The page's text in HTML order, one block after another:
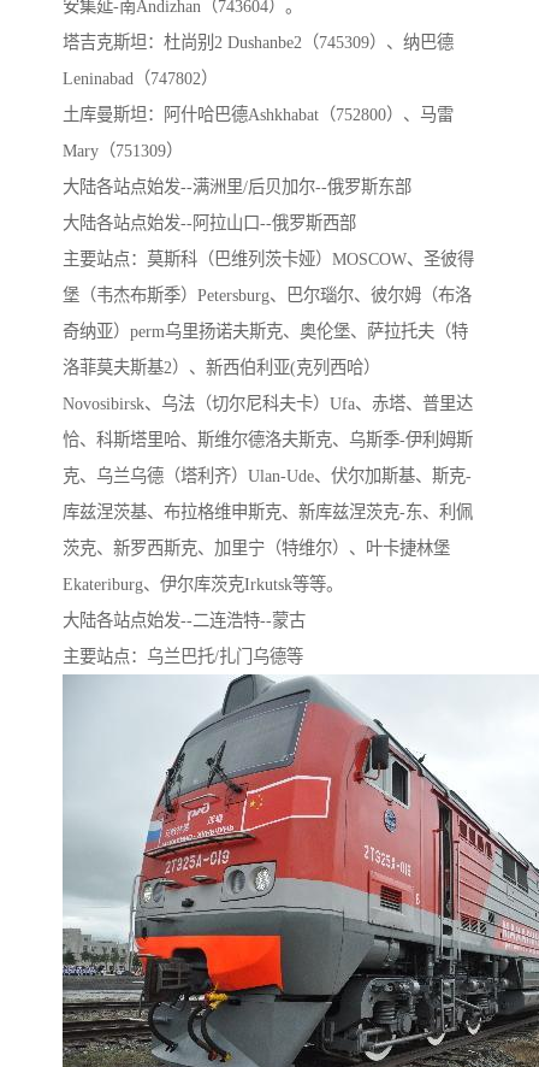
安集延-南Andizhan（743604）。
塔吉克斯坦：杜尚别2 Dushanbe2（745309）、纳巴德
Leninabad（747802）
土库曼斯坦：阿什哈巴德Ashkhabat（752800）、马雷
Mary（751309）
大陆各站点始发--满洲里/后贝加尔--俄罗斯东部
大陆各站点始发--阿拉山口--俄罗斯西部
主要站点：莫斯科（巴维列茨卡娅）MOSCOW、圣彼得
堡（韦杰布斯季）Petersburg、巴尔瑙尔、彼尔姆（布洛
奇纳亚）perm乌里扬诺夫斯克、奥伦堡、萨拉托夫（特
洛菲莫夫斯基2）、新西伯利亚(克列西哈）
Novosibirsk、乌法（切尔尼科夫卡）Ufa、赤塔、普里达
恰、科斯塔里哈、斯维尔德洛夫斯克、乌斯季-伊利姆斯
克、乌兰乌德（塔利齐）Ulan-Ude、伏尔加斯基、斯克-
库兹涅茨基、布拉格维申斯克、新库兹涅茨克-东、利佩
茨克、新罗西斯克、加里宁（特维尔）、叶卡捷林堡
Ekateriburg、伊尔库茨克Irkutsk等等。
大陆各站点始发--二连浩特--蒙古
主要站点：乌兰巴托/扎门乌德等